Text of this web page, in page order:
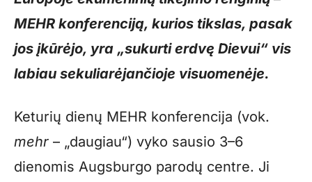
MEHR konferenciją, kurios tikslas, pasak
jos įkūrėjo, yra „sukurti erdvę Dievui“ vis
labiau sekuliarėjančioje visuomenėje.
Keturių dienų MEHR konferencija (vok.
mehr – „daugiau“) vyko sausio 3–6
dienomis Augsburgo parodų centre. Ji